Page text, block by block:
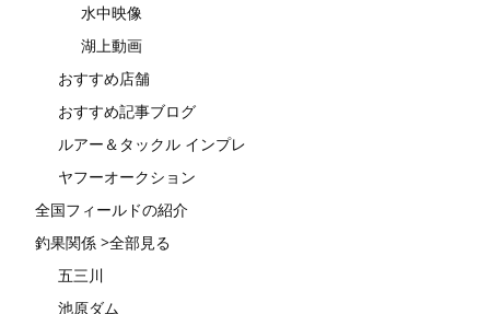
水中映像
湖上動画
おすすめ店舗
おすすめ記事ブログ
ルアー＆タックル インプレ
ヤフーオークション
全国フィールドの紹介
釣果関係 >全部見る
五三川
池原ダム